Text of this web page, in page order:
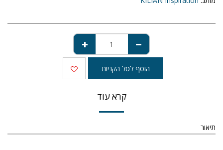
הוסף לסל הקניות
קרא עוד
תיאור